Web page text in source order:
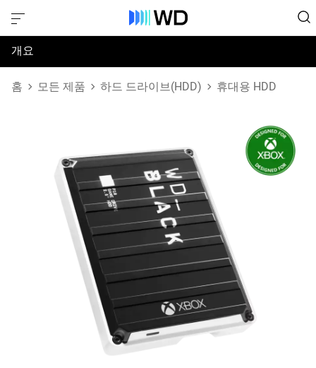
개요
사양
홈 모든 제품 하드 드라이브(HDD) 휴대용 HDD